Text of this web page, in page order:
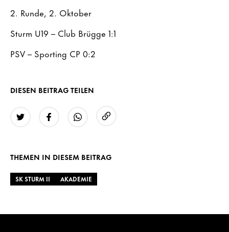
2. Runde, 2. Oktober
Sturm U19 – Club Brügge 1:1
PSV – Sporting CP 0:2
DIESEN BEITRAG TEILEN
THEMEN IN DIESEM BEITRAG
SK STURM II AKADEMIE